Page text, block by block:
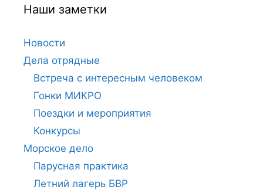
Наши заметки
Новости
Дела отрядные
Встреча с интересным человеком
Гонки МИКРО
Поездки и мероприятия
Конкурсы
Морское дело
Парусная практика
Летний лагерь БВР